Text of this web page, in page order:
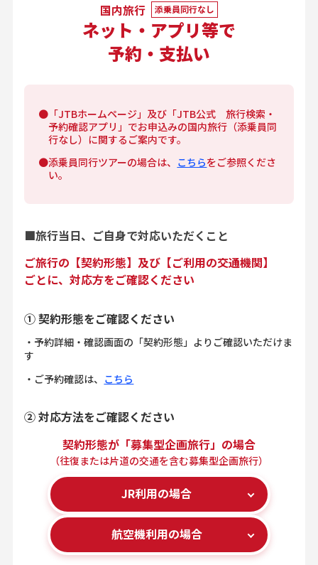
国内旅行 添乗員同行なし
ネット・アプリ等で
予約・支払い
●「JTBホームページ」及び「JTB公式 旅行検索・
予約確認アプリ」でお申込みの国内旅行（添乗員同
行なし）に関するご案内です。
●添乗員同行ツアーの場合は、 こちらをご参照くださ
い。
■旅行当日、ご自身で対応いただくこと
ご旅行の【契約形態】及び【ご利用の交通機関】
ごとに、対応方をご確認ください
① 契約形態をご確認ください
・予約詳細・確認画面の「契約形態」よりご確認いただけま
す
・ご予約確認は、 こちら
② 対応方法をご確認ください
契約形態が「募集型企画旅行」 の場合
（往復または片道の交通を含む募集型企画旅行）
JR利用の場合
航空機利用の場合